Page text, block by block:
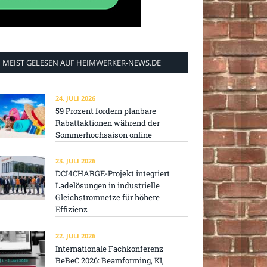
MEIST GELESEN AUF HEIMWERKER-NEWS.DE
24. JULI 2026
59 Prozent fordern planbare
Rabattaktionen während der
Sommerhochsaison online
23. JULI 2026
DCI4CHARGE-Projekt integriert
Ladelösungen in industrielle
Gleichstromnetze für höhere
Effizienz
22. JULI 2026
Internationale Fachkonferenz
BeBeC 2026: Beamforming, KI,